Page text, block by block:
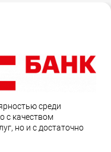
среди
с качеством
но и с достаточно